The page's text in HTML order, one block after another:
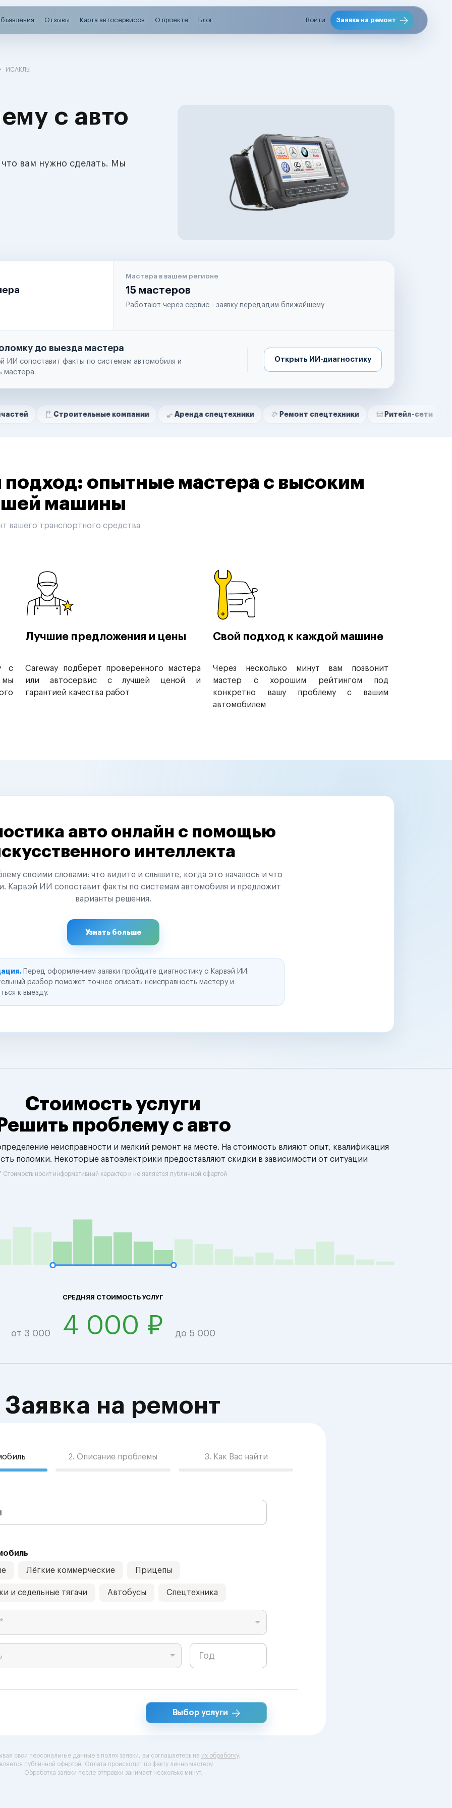
Отзывы Карта автосервисов О проекте Блог Войти Заявка на ремонт
ИСАКЛЫ
с авто
вам нужно сделать. Мы
Мастера в вашем регионе
15 мастеров
Работают через сервис - заявку передадим ближайшему
до выезда мастера
ИИ сопоставит факты по системам автомобиля и
мастера.
Открыть ИИ-диагностику
Строительные компании Аренда спецтехники Ремонт спецтехники Ритейл-сети
опытные мастера с высоким
машины
вашего транспортного средства
с
мы
Лучшие предложения и цены
Careway подберет проверенного мастера
или автосервис с лучшей ценой и
гарантией качества работ
Свой подход к каждой машине
Через несколько минут вам позвонит
мастер с хорошим рейтингом под
конкретно вашу проблему с вашим
автомобилем
авто онлайн с помощью
интеллекта
своими словами: что видите и слышите, когда это началось и что
Карвэй ИИ сопоставит факты по системам автомобиля и предложит
варианты решения.
Узнать больше
Перед оформлением заявки пройдите диагностику с Карвэй ИИ:
разбор поможет точнее описать неисправность мастеру и
к выезду.
Стоимость услуги
Решить проблему с авто
неисправности и мелкий ремонт на месте. На стоимость влияют опыт, квалификация
поломки. Некоторые автоэлектрики предоставляют скидки в зависимости от ситуации
Стоимость носит информативный характер и не является публичной офертой
СРЕДНЯЯ СТОИМОСТЬ УСЛУГ
от 3 000 4 000 ₽ до 5 000
Заявка на ремонт
2. Описание проблемы 3. Как Вас найти
Лёгкие коммерческие Прицепы
и седельные тягачи Автобусы Спецтехника
Выбор услуги
свои персональные данные в полях заявки, вы соглашаетесь на их обработку.
публичной офертой. Оплата происходит по факту лично мастеру.
Обработка заявки после отправки занимает несколько минут.